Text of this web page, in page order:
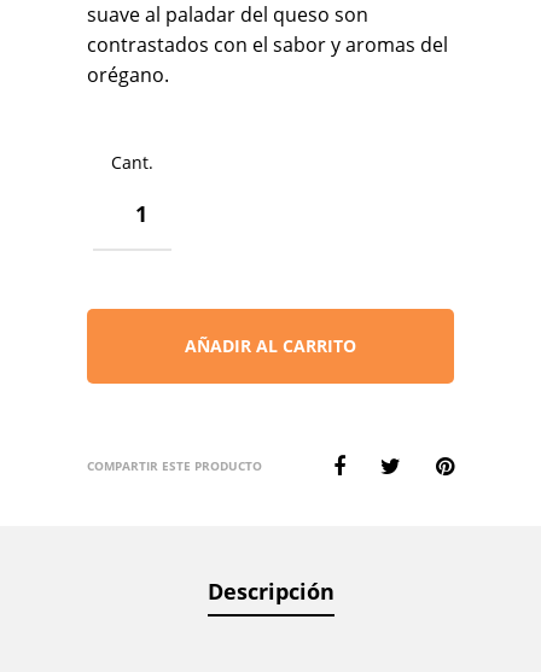
suave al paladar del queso son
contrastados con el sabor y aromas del
orégano.
QUESO
DE
SEMI
AÑADIR AL CARRITO
COMPARTIR ESTE PRODUCTO
Descripción